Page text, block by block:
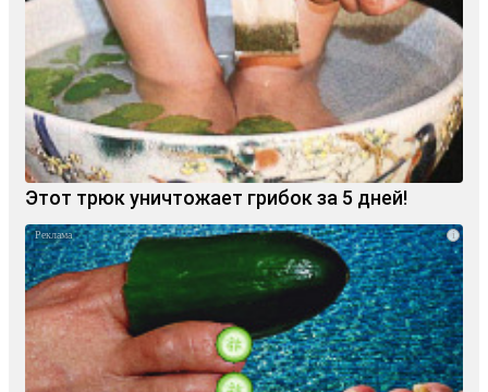
Этот трюк уничтожает грибок за 5 дней!
i